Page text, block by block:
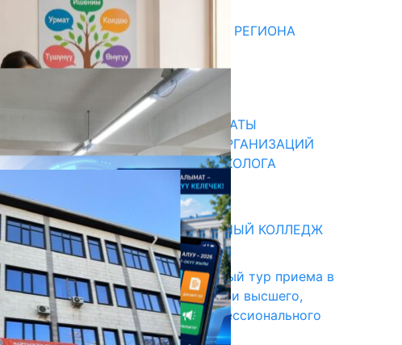
Последние новости
ДЛЯ МЕТОДИСТОВ ЮЖНОГО РЕГИОНА
НАЧАЛОСЬ ОБУЧЕНИЕ
05.08.2026
В ПРИМЕРНЫЕ ТИПОВЫЕ ШТАТЫ
ОБЩЕОБРАЗОВАТЕЛЬНЫХ ОРГАНИЗАЦИЙ
ВВЕДЕНА ДОЛЖНОСТЬ ПСИХОЛОГА
Абитуриент
БИШКЕКСКИЙ УНИВЕРСАЛЬНЫЙ КОЛЛЕДЖ
17.07.2026
В Кыргызстане начался первый тур приема в
образовательные организации высшего,
среднего и начального профессионального
образования